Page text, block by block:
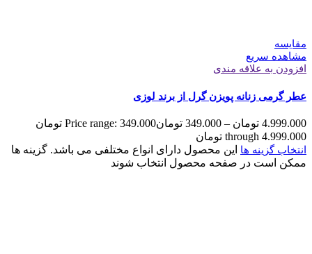
مقایسه
مشاهده سریع
افزودن به علاقه مندی
عطر گرمی زنانه پویزن گرل از برند لوزی
4.999.000 تومان –
349.000 تومان
Price range: 349.000 تومان
through 4.999.000 تومان
انتخاب گزینه ها
این محصول دارای انواع مختلفی می باشد. گزینه ها
ممکن است در صفحه محصول انتخاب شوند